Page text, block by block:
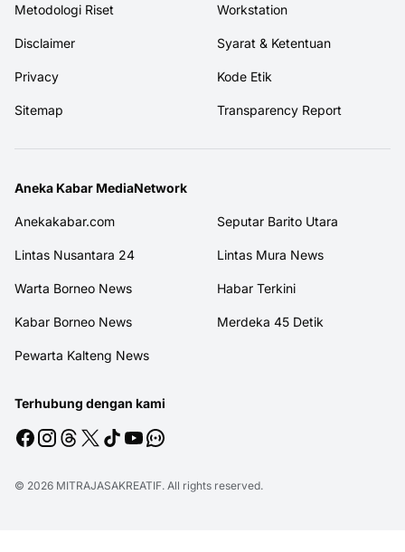
Metodologi Riset Workstation
Disclaimer Syarat & Ketentuan
Privacy Kode Etik
Sitemap Transparency Report
Aneka Kabar MediaNetwork
Anekakabar.com Seputar Barito Utara
Lintas Nusantara 24 Lintas Mura News
Warta Borneo News Habar Terkini
Kabar Borneo News Merdeka 45 Detik
Pewarta Kalteng News
Terhubung dengan kami
© 2026 MITRAJASAKREATIF. All rights reserved.